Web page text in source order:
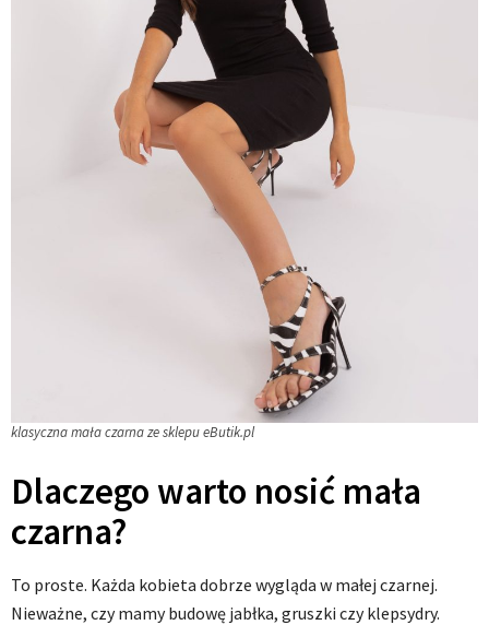
klasyczna mała czarna ze sklepu eButik.pl
Dlaczego warto nosić mała
czarna?
To proste. Każda kobieta dobrze wygląda w małej czarnej.
Nieważne, czy mamy budowę jabłka, gruszki czy klepsydry.